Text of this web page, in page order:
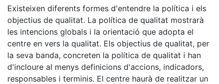
Existeixen diferents formes d'entendre la política i els
objectius de qualitat. La política de qualitat mostrarà
les intencions globals i la orientació que adopta el
centre en vers la qualitat. Els objectius de qualitat, per
la seva banda, concreten la política de qualitat i han
d'incloure al menys definicions d'accions, indicadors,
responsables i terminis. El centre haurà de realitzar un